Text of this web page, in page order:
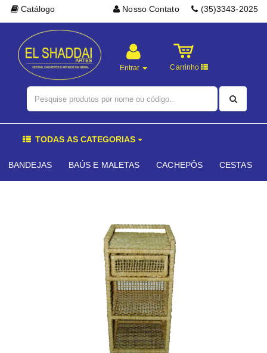
Nosso Contato (35)3343-2025
Catálogo
Entrar Carrinho
TODAS AS CATEGORIAS
BANDEJAS BAÚS E MALETAS CACHEPÔS CESTAS